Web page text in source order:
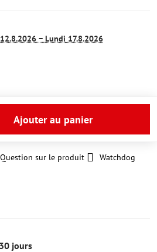
12.8.2026 − Lundi 17.8.2026
Ajouter au panier
Question sur le produit
Watchdog
jours